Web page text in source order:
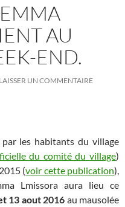
AU
END.
LAISSER UN COMMENTAIRE
les habitants du village
du comité du village)
(voir cette publication),
Lmissora aura lieu ce
13 aout 2016 au mausolée